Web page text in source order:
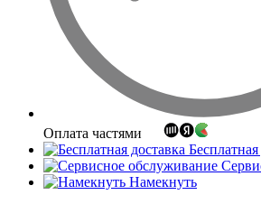
Оплата частями
Бесплатная
Намекнуть